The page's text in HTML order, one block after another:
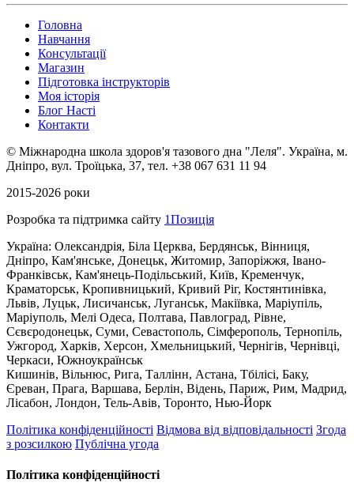
Головна
Навчання
Консультації
Магазин
Підготовка інструкторів
Моя історія
Блог Насті
Контакти
© Міжнародна школа здоров'я тазового дна "Леля". Українa, м.
Дніпро, вул. Троїцька, 37, тел. +38 067 631 11 94
2015-2026 роки
Розробка та підтримка сайту 1Позиція
Україна: Олександрія, Біла Церква, Бердянськ, Вінниця,
Дніпро, Кам'янське, Донецьк, Житомир, Запоріжжя, Івано-
Франківськ, Кам'янець-Подільський, Київ, Кременчук,
Краматорськ, Кропивницький, Кривий Ріг, Костянтинівка,
Львів, Луцьк, Лисичанськ, Луганськ, Макіївка, Маріупіль,
Маріуполь, Мелі Одеса, Полтава, Павлоград, Рівне,
Сєвєродонецьк, Суми, Севастополь, Сімферополь, Тернопіль,
Ужгород, Харків, Херсон, Хмельницький, Чернігів, Чернівці,
Черкаси, Южноукраїнськ
Кишинів, Вільнюс, Рига, Таллінн, Астана, Тбілісі, Баку,
Єреван, Прага, Варшава, Берлін, Відень, Париж, Рим, Мадрид,
Лісабон, Лондон, Тель-Авів, Торонто, Нью-Йорк
Політика конфіденційності Відмова від відповідальності Згода
з розсилкою Публічна угода
Політика конфіденційності